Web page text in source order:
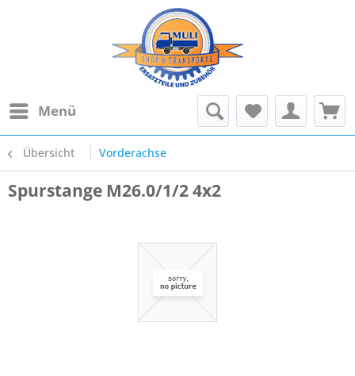
Menü
Übersicht Vorderachse
Spurstange M26.0/1/2 4x2